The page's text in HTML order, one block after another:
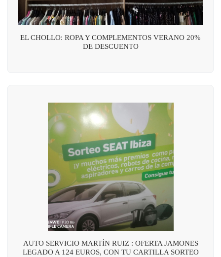
EL CHOLLO: ROPA Y COMPLEMENTOS VERANO 20%
DE DESCUENTO
AUTO SERVICIO MARTÍN RUIZ : OFERTA JAMONES
LEGADO A 124 EUROS, CON TU CARTILLA SORTEO